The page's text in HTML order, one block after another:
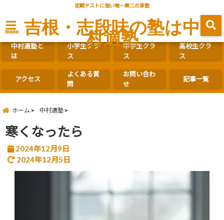
定期テストに強い唯一無二の家塾
menu 吉根・志段味の塾は中
村適塾
中村適塾と
は
小学生クラ
ス
中学生クラ
ス
高校生クラ
ス
アクセス
よくある質
問
お問い合わ
せ
記事一覧
ホーム 中村適塾
寒くなったら
2024年12月9日
2024年12月5日